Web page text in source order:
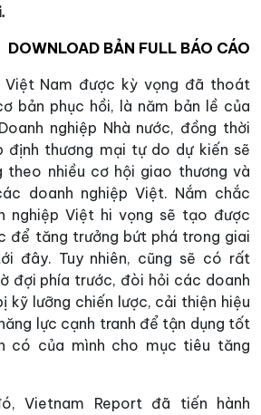
.
DOWNLOAD BẢN FULL BÁO CÁO
Việt Nam được kỳ vọng đã thoát
bản phục hồi, là năm bản lề của
nghiệp Nhà nước, đồng thời
định thương mại tự do dự kiến sẽ
theo nhiều cơ hội giao thương và
doanh nghiệp Việt. Nắm chắc
nghiệp Việt hi vọng sẽ tạo được
để tăng trưởng bứt phá trong giai
đây. Tuy nhiên, cũng sẽ có rất
đợi phía trước, đòi hỏi các doanh
kỹ lưỡng chiến lược, cải thiện hiệu
lực cạnh tranh để tận dụng tốt
có của mình cho mục tiêu tăng
Vietnam Report đã tiến hành